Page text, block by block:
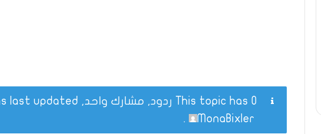
This topic has 0 ردود, مشارك واحد, and was last updated
MonaBixler
.